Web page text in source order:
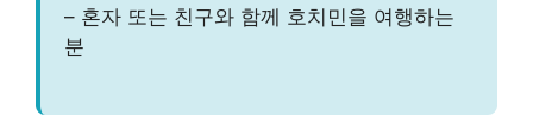
– 혼자 또는 친구와 함께 호치민을 여행하는
분